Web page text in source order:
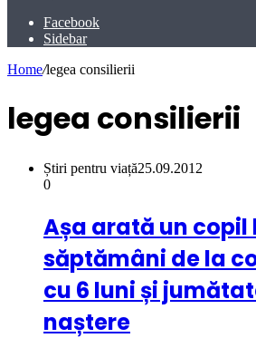
Facebook
Sidebar
Home/legea consilierii
legea consilierii
Știri pentru viață25.09.2012
0
Așa arată un copil
săptămâni de la
cu 6 luni și
naștere